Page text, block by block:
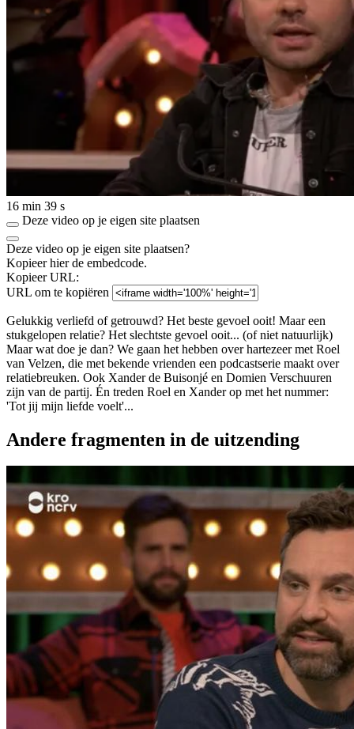
16 min 39 s
Deze video op je eigen site plaatsen
Deze video op je eigen site plaatsen?
Kopieer hier de embedcode.
Kopieer URL:
URL om te kopiëren
Gelukkig verliefd of getrouwd? Het beste gevoel ooit! Maar een
stukgelopen relatie? Het slechtste gevoel ooit... (of niet natuurlijk)
Maar wat doe je dan? We gaan het hebben over hartezeer met Roel
van Velzen, die met bekende vrienden een podcastserie maakt over
relatiebreuken. Ook Xander de Buisonjé en Domien Verschuuren
zijn van de partij. Én treden Roel en Xander op met het nummer:
'Tot jij mijn liefde voelt'...
Andere fragmenten in de uitzending